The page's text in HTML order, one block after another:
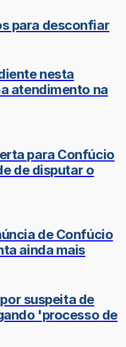
para desconfiar
nesta
atendimento na
para Confúcio
de disputar o
de Confúcio
ainda mais
suspeita de
'processo de